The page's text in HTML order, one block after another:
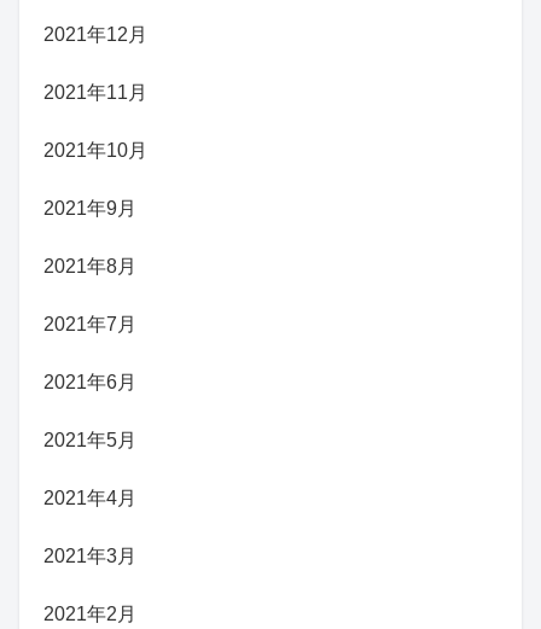
2021年12月
2021年11月
2021年10月
2021年9月
2021年8月
2021年7月
2021年6月
2021年5月
2021年4月
2021年3月
2021年2月